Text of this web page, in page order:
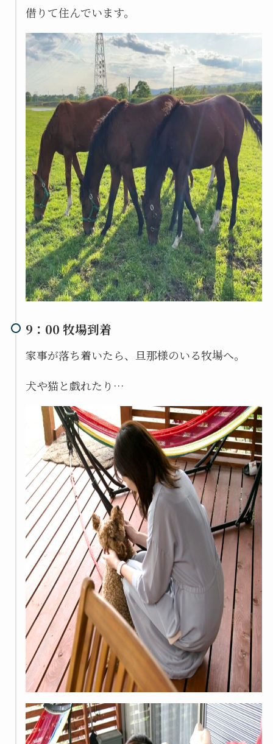
借りて住んでいます。
9：00 牧場到着
家事が落ち着いたら、旦那様のいる牧場へ。
犬や猫と戯れたり…